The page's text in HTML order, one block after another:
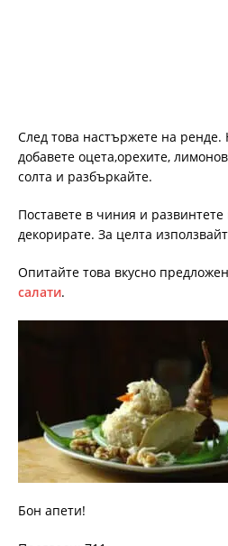
След това настържете на ренде.
добавете оцета,орехите,
солта и разбъркайте.
Поставете в чиния и
декорирате. За целта
Опитайте това вкусно
салати.
Бон апети!